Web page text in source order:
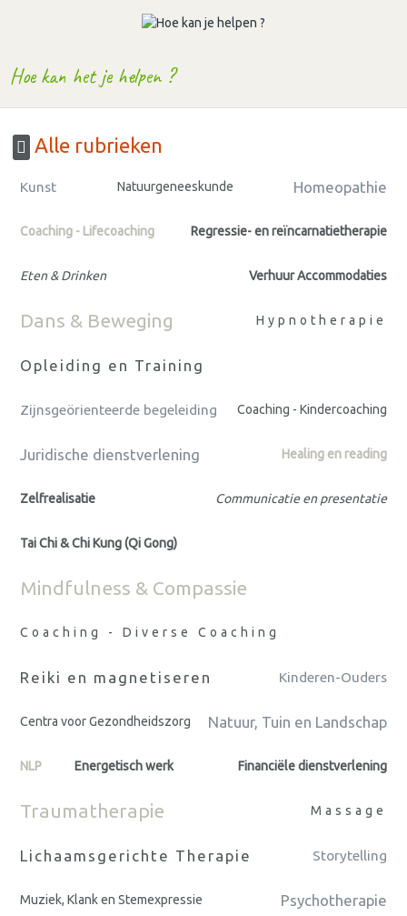
Hoe kan het je helpen ?
Alle rubrieken
Kunst Natuurgeneeskunde Homeopathie
Coaching - Lifecoaching Regressie- en reïncarnatietherapie
Eten & Drinken Verhuur Accommodaties
Dans & Beweging Hypnotherapie
Opleiding en Training
Zijnsgeörienteerde begeleiding Coaching - Kindercoaching
Juridische dienstverlening Healing en reading
Zelfrealisatie Communicatie en presentatie
Tai Chi & Chi Kung (Qi Gong)
Mindfulness & Compassie
Coaching - Diverse Coaching
Reiki en magnetiseren Kinderen-Ouders
Centra voor Gezondheidszorg Natuur, Tuin en Landschap
NLP Energetisch werk Financiële dienstverlening
Traumatherapie Massage
Lichaamsgerichte Therapie Storytelling
Muziek, Klank en Stemexpressie Psychotherapie